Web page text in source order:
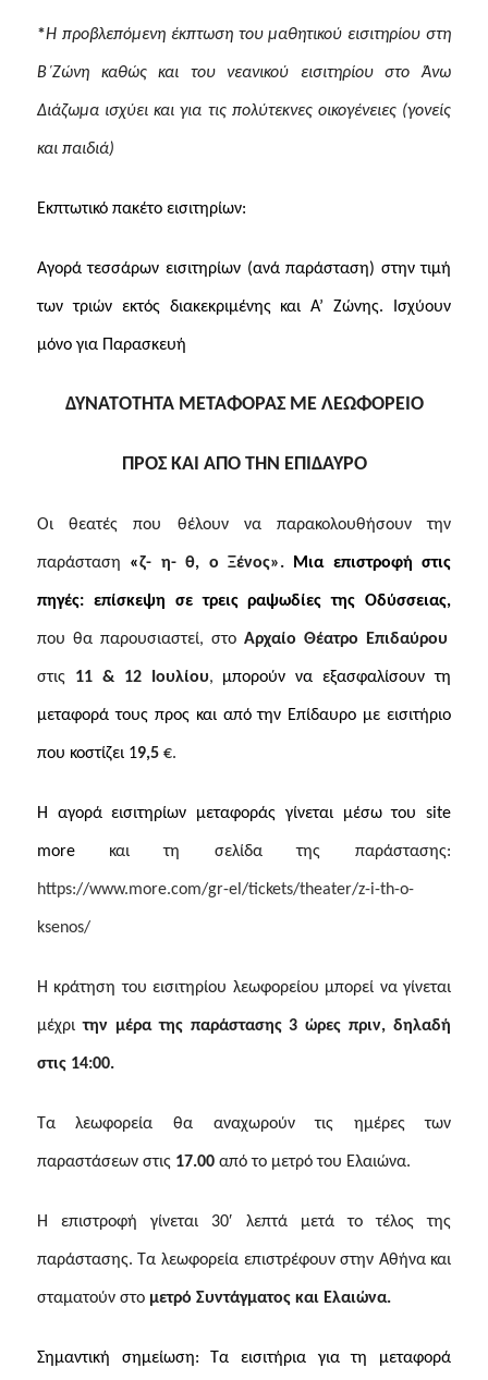
*Η προβλεπόμενη έκπτωση του μαθητικού εισιτηρίου στη
Β΄Ζώνη καθώς και του νεανικού εισιτηρίου στο Άνω
Διάζωμα ισχύει και για τις πολύτεκνες οικογένειες (γονείς
και παιδιά)
Εκπτωτικό πακέτο εισιτηρίων:
Αγορά τεσσάρων εισιτηρίων (ανά παράσταση) στην τιμή
των τριών εκτός διακεκριμένης και Α’ Ζώνης. Ισχύουν
μόνο για Παρασκευή
ΔΥΝΑΤΟΤΗΤΑ ΜΕΤΑΦΟΡΑΣ ΜΕ ΛΕΩΦΟΡΕΙΟ
ΠΡΟΣ ΚΑΙ ΑΠΟ ΤΗΝ ΕΠΙΔΑΥΡΟ
Οι θεατές που θέλουν να παρακολουθήσουν την
παράσταση «ζ- η- θ, ο Ξένος». Μια επιστροφή στις
πηγές: επίσκεψη σε τρεις ραψωδίες της Οδύσσειας,
που θα παρουσιαστεί, στοΑρχαίο Θέατρο Επιδαύρου
στις 11 & 12 Ιουλίου, μπορούν να εξασφαλίσουν τη
μεταφορά τους προς και από την Επίδαυρο με εισιτήριο
που κοστίζει 19,5 €.
Η αγορά εισιτηρίων μεταφοράς γίνεται μέσω τουsite
more και τη σελίδα της παράστασης:
https://www.more.com/gr-el/tickets/theater/z-i-th-o-
ksenos/
Η κράτηση του εισιτηρίου λεωφορείου μπορεί να γίνεται
μέχριτην μέρα της παράστασης 3 ώρες πριν, δηλαδή
στις 14:00.
Τα λεωφορεία θα αναχωρούν τις ημέρες των
παραστάσεων στις17.00 από το μετρό του Ελαιώνα.
H επιστροφή γίνεται 30′ λεπτά μετά το τέλος της
παράστασης. Τα λεωφορεία επιστρέφουν στην Αθήνα και
σταματούν στο μετρό Συντάγματος και Ελαιώνα.
Σημαντική σημείωση: Τα εισιτήρια για τη μεταφορά